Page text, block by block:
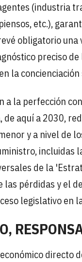
(industria
etc.),
obligatorio
preciso
la
a la perfección
de aquí a 2030,
y a nivel de
incluidas
de la
las pérdidas y el
legislativo en